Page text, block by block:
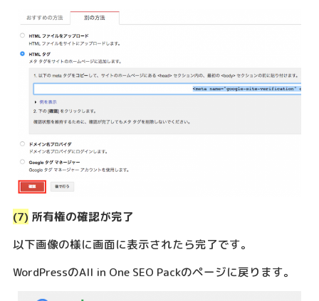
(7) 所有権の確認が完了
以下画像の様に画面に表示されたら完了です。
WordPressのAll in One SEO Packのページに戻ります。